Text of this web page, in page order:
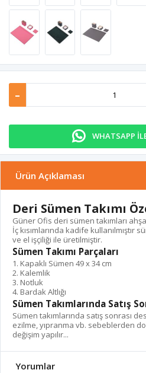
-
WHATSAPP
Ürün Açıklaması
Deri Sümen Takımı
Güner Ofis deri sümen takımları
İç kısımlarında kadife kullanılmıştır
ve el işçiliği ile üretilmiştir.
Sümen Takımı Parçaları
1. Kapaklı Sümen 49 x 34 cm
2. Kalemlik
3. Notluk
4. Bardak Altlığı
Sümen Takımlarında Satış
Sümen takımlarında satış sonrası
ezilme, yıpranma vb. sebeblerden
değişim yapılır...
Yorumlar